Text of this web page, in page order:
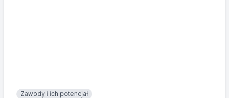
Zawody i ich potencjał